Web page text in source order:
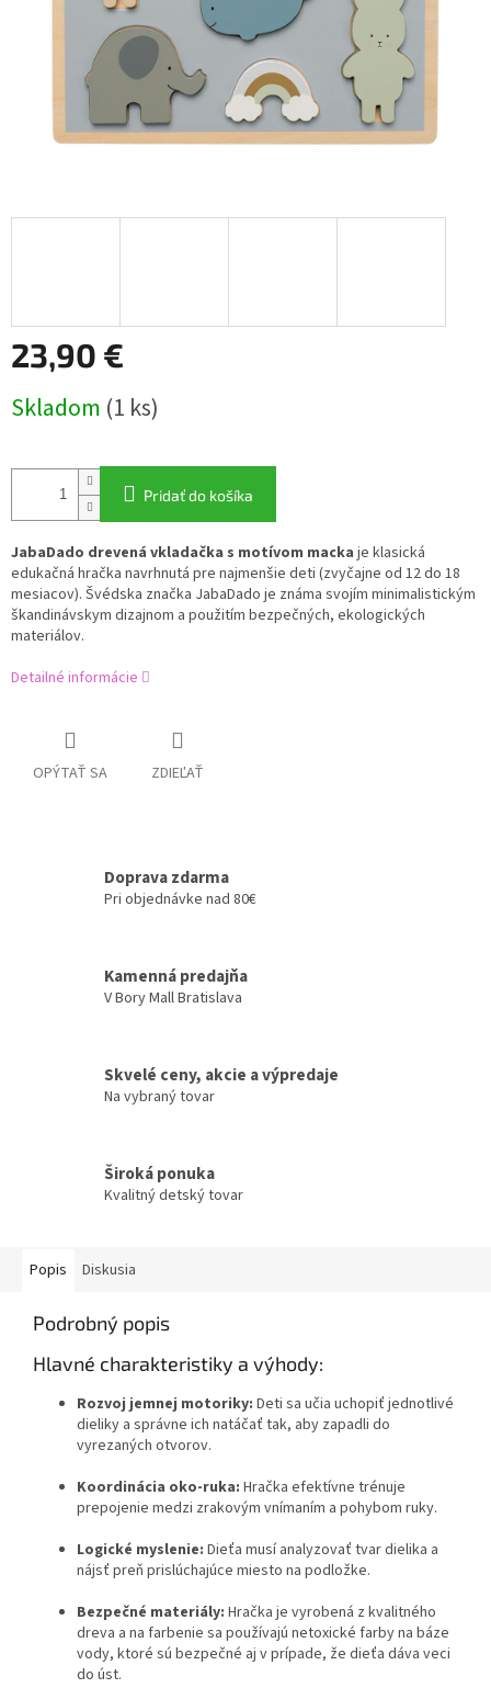
23,90 €
cena:
Skladom (1 ks)
Pridať do košíka
JabaDado drevená vkladačka s motívom macka je klasická
edukačná hračka navrhnutá pre najmenšie deti (zvyčajne od 12 do 18
mesiacov). Švédska značka JabaDado je známa svojím minimalistickým
škandinávskym dizajnom a použitím bezpečných, ekologických
materiálov.
Detailné informácie
OPÝTAŤ SA ZDIEĽAŤ
Doprava zdarma
Pri objednávke nad 80€
Kamenná predajňa
V Bory Mall Bratislava
Skvelé ceny, akcie a výpredaje
Na vybraný tovar
Široká ponuka
Kvalitný detský tovar
Popis Diskusia
Podrobný popis
Hlavné charakteristiky a výhody:
Rozvoj jemnej motoriky: Deti sa učia uchopiť jednotlivé
dieliky a správne ich natáčať tak, aby zapadli do
vyrezaných otvorov.
Koordinácia oko-ruka: Hračka efektívne trénuje
prepojenie medzi zrakovým vnímaním a pohybom ruky.
Logické myslenie: Dieťa musí analyzovať tvar dielika a
nájsť preň prislúchajúce miesto na podložke.
Bezpečné materiály: Hračka je vyrobená z kvalitného
dreva a na farbenie sa používajú netoxické farby na báze
vody, ktoré sú bezpečné aj v prípade, že dieťa dáva veci
do úst.